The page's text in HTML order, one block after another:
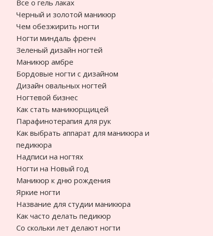
Все о гель лаках
Черный и золотой маникюр
Чем обезжирить ногти
Ногти миндаль френч
Зеленый дизайн ногтей
Маникюр амбре
Бордовые ногти с дизайном
Дизайн овальных ногтей
Ногтевой бизнес
Как стать маникюрщицей
Парафинотерапия для рук
Как выбрать аппарат для маникюра и
педикюра
Надписи на ногтях
Ногти на Новый год
Маникюр к дню рождения
Яркие ногти
Название для студии маникюра
Как часто делать педикюр
Cо скольки лет делают ногти